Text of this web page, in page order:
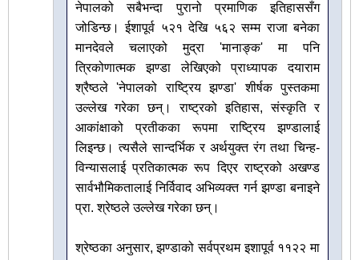
नेपालको सबैभन्दा पुरानो प्रमाणिक इतिहाससँग
जोडिन्छ। ईशापूर्व ५२१ देखि ५६२ सम्म राजा बनेका
मानदेवले चलाएको मुद्रा 'मानाङ्क' मा पनि
त्रिकोणात्मक झण्डा लेखिएको प्राध्यापक दयाराम
श्रैष्ठले 'नेपालको राष्ट्रिय झण्डा' शीर्षक पुस्तकमा
उल्लेख गरेका छन्। राष्ट्रको इतिहास, संस्कृति र
आकांक्षाको प्रतीकका रूपमा राष्ट्रिय झण्डालाई
लिइन्छ। त्यसैले सान्दर्भिक र अर्थयुक्त रंग तथा चिन्ह-
विन्यासलाई प्रतिकात्मक रूप दिएर राष्ट्रको अखण्ड
सार्वभौमिकतालाई निर्विवाद अभिव्यक्त गर्न झण्डा बनाइने
प्रा. श्रेष्ठले उल्लेख गरेका छन्।
श्रेष्ठका अनुसार, झण्डाको सर्वप्रथम इशापूर्व ११२२ मा